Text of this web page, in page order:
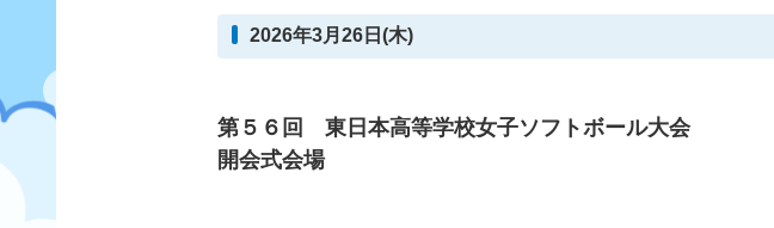
2026年3月26日(木)
第５６回 東日本高等学校女子ソフトボール大会
開会式会場